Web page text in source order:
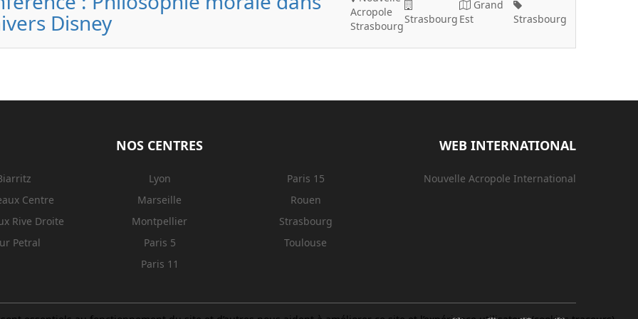
Disney
Acropole
Strasbourg
Strasbourg
Grand
Est
Strasbourg
NOS CENTRES
Centre
Rive Droite
Petral
Lyon
Marseille
Montpellier
Paris 5
Paris 11
Paris 15
Rouen
Strasbourg
Toulouse
WEB INTERNATIONAL
Nouvelle Acropole International